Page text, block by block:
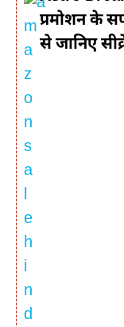
प्रमोशन के
से जानिए